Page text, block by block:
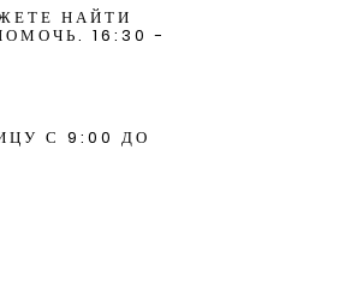
НАЙТИ
16:30 -
С 9:00 ДО